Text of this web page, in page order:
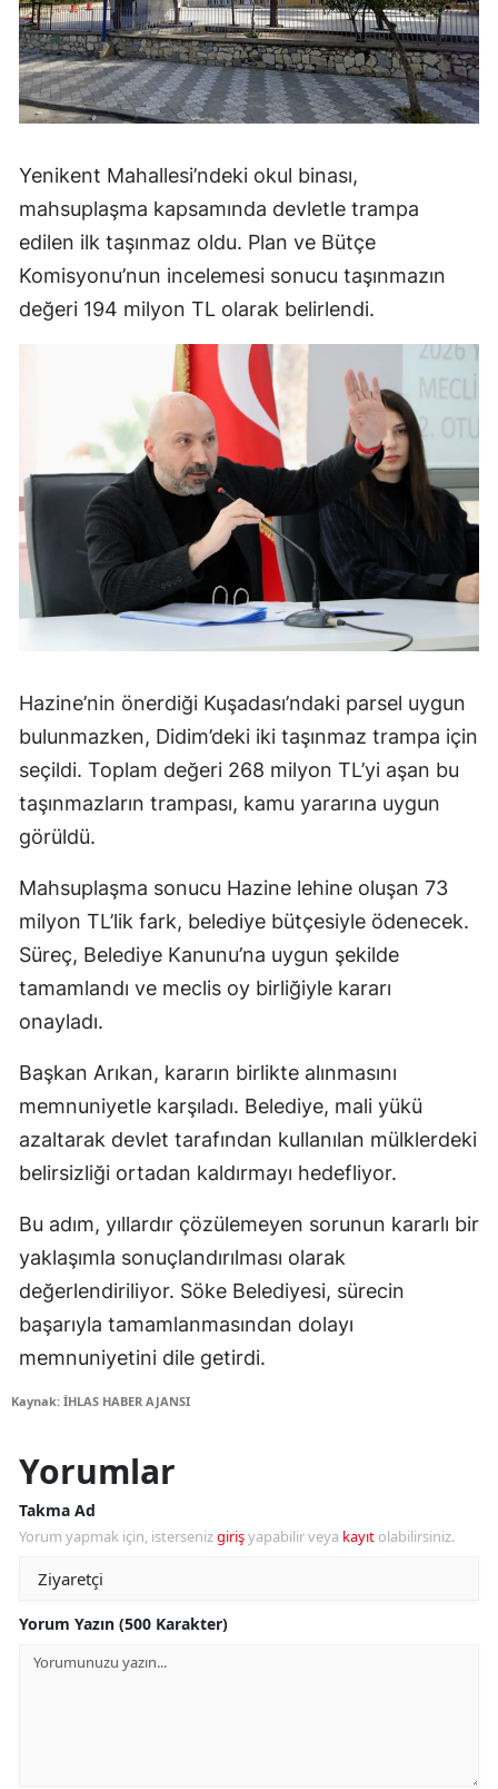
Yenikent Mahallesi’ndeki okul binası,
mahsuplaşma kapsamında devletle trampa
edilen ilk taşınmaz oldu. Plan ve Bütçe
Komisyonu’nun incelemesi sonucu taşınmazın
değeri 194 milyon TL olarak belirlendi.
Hazine’nin önerdiği Kuşadası’ndaki parsel uygun
bulunmazken, Didim’deki iki taşınmaz trampa için
seçildi. Toplam değeri 268 milyon TL’yi aşan bu
taşınmazların trampası, kamu yararına uygun
görüldü.
Mahsuplaşma sonucu Hazine lehine oluşan 73
milyon TL’lik fark, belediye bütçesiyle ödenecek.
Süreç, Belediye Kanunu’na uygun şekilde
tamamlandı ve meclis oy birliğiyle kararı
onayladı.
Başkan Arıkan, kararın birlikte alınmasını
memnuniyetle karşıladı. Belediye, mali yükü
azaltarak devlet tarafından kullanılan mülklerdeki
belirsizliği ortadan kaldırmayı hedefliyor.
Bu adım, yıllardır çözülemeyen sorunun kararlı bir
yaklaşımla sonuçlandırılması olarak
değerlendiriliyor. Söke Belediyesi, sürecin
başarıyla tamamlanmasından dolayı
memnuniyetini dile getirdi.
Kaynak: İHLAS HABER AJANSI
Yorumlar
Takma Ad
Yorum yapmak için, istersenizgirişyapabilir veya kayıt olabilirsiniz.
Yorum Yazın (500 Karakter)